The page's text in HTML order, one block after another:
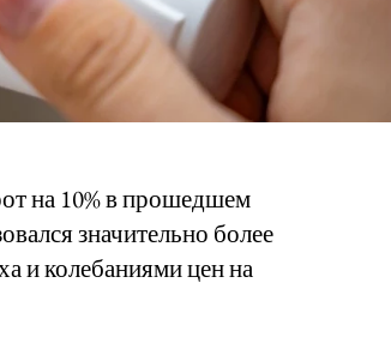
на 10% в прошедшем
значительно более
и колебаниями цен на